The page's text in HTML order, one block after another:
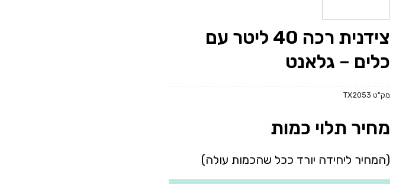
צידנית רכה 40 ליטר עם
כלים – גלאנט
מק"ט TX2053
מחיר תלוי כמות
(המחיר ליחידה יורד ככל שהכמות עולה)